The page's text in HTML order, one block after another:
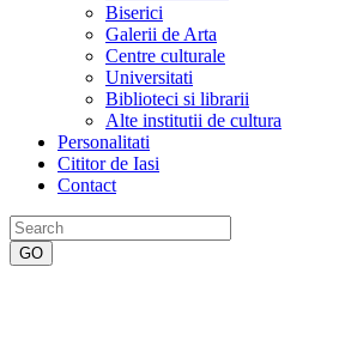
Biserici
Galerii de Arta
Centre culturale
Universitati
Biblioteci si librarii
Alte institutii de cultura
Personalitati
Cititor de Iasi
Contact